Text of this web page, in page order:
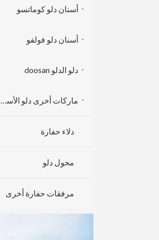
أسنان دلو كوماتسو
أسنان دلو فولفو
دلو الدلو doosan
ماركات أخرى دلو الأسنان
دلاء حفارة
محول دلو
مرفقات حفارة أخرى